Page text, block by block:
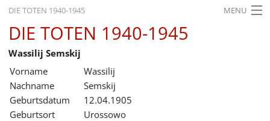
DIE TOTEN 1940-1945 MENU
STARTSEITE
AKTUELLES
AUSSTELLUNGEN
GESCHICHTE
DIE TOTEN 1940-1945
Wassilij Semskij
Vorname
Wassilij
Nachname
Semskij
Geburtsdatum
12.04.1905
Geburtsort
Urossowo